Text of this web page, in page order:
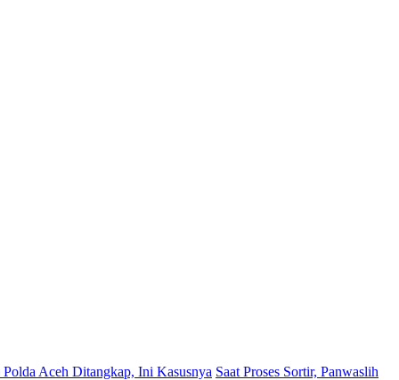
Aceh Ditangkap, Ini Kasusnya Saat Proses Sortir, Panwaslih